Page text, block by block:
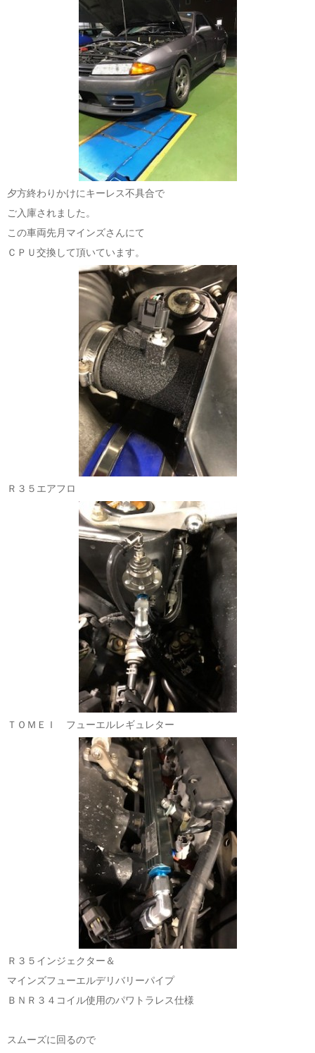
夕方終わりかけにキーレス不具合で
ご入庫されました。
この車両先月マインズさんにて
ＣＰＵ交換して頂いています。
Ｒ３５エアフロ
ＴＯＭＥＩ フューエルレギュレター
Ｒ３５インジェクター＆
マインズフューエルデリバリーパイプ
ＢＮＲ３４コイル使用のパワトラレス仕様
スムーズに回るので